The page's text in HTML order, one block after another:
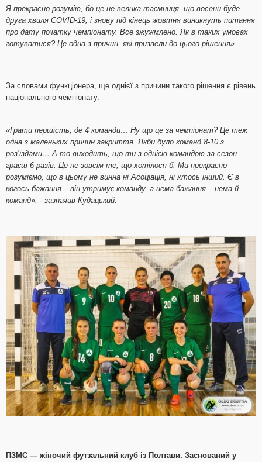
Я прекрасно розумію, бо це не велика таємниця, що восени буде
друга хвиля COVID-19, і знову під кінець жовтня виникнуть питання
про дату початку чемпіонату. Все зжужмлено. Як в таких умовах
готуватися? Це одна з причин, які призвели до цього рішення».
За словами функціонера, ще однієї з причини такого рішення є рівень
національного чемпіонату.
«Грати першість, де 4 команди… Ну що це за чемпіонат? Це теж
одна з маленьких причин закриття. Якби було команд 8-10 з
роз’їздами… А то виходить, що ти з однією командою за сезон
граєш 6 разів. Це не зовсім те, що хотілося б. Ми прекрасно
розуміємо, що в цьому не винна ні Асоціація, ні хтось інший. Є в
когось бажання – він утримує команду, а нема бажання – нема й
команд», - зазначив Кудацький.
ПЗМС — жіночий футзальний клуб із Полтави. Заснований у